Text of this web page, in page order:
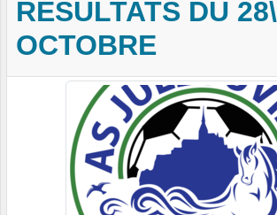
RÉSULTATS DU
OCTOBRE